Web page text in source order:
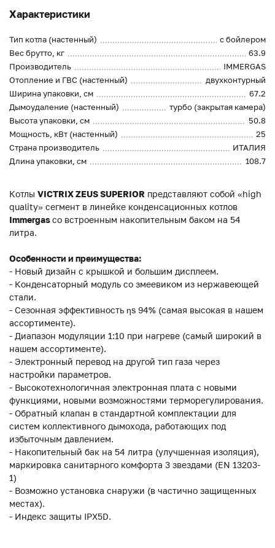
Характеристики
Тип котла (настенный)
с бойлером
Вес брутто, кг
63.9
Производитель
IMMERGAS
Отопление и ГВС (настенный)
двухконтурный
Ширина упаковки, см
67.2
Дымоудаление (настенный)
турбо (закрытая камера)
Высота упаковки, см
50.8
Мощность, кВт (настенный)
25
Страна производитель
ИТАЛИЯ
Длина упаковки, см
108.7
Котлы VICTRIX ZEUS SUPERIOR представляют собой «high
quality» сегмент в линейке конденсационных котлов
Immergasсо встроенным накопительным баком на 54
литра.
Особенности и преимущества:
- Новый дизайн с крышкой и большим дисплеем.
- Конденсаторный модуль со змеевиком из нержавеющей
стали.
- Сезонная эффективность ηs 94% (самая высокая в нашем
ассортименте).
- Диапазон модуляции 1:10 при нагреве (самый широкий в
нашем ассортименте).
- Электронный перевод на другой тип газа через
настройки параметров.
- Высокотехнологичная электронная плата с новыми
функциями, новыми возможностями терморегулирования.
- Обратный клапан в стандартной комплектации для
систем коллективного дымохода, работающих под
избыточным давлением.
- Накопительный бак на 54 литра (улучшенная изоляция),
маркировка санитарного комфорта 3 звездами (EN 13203-
1)
- Возможно установка снаружи (в частично защищенных
местах).
- Индекс защиты IPX5D.